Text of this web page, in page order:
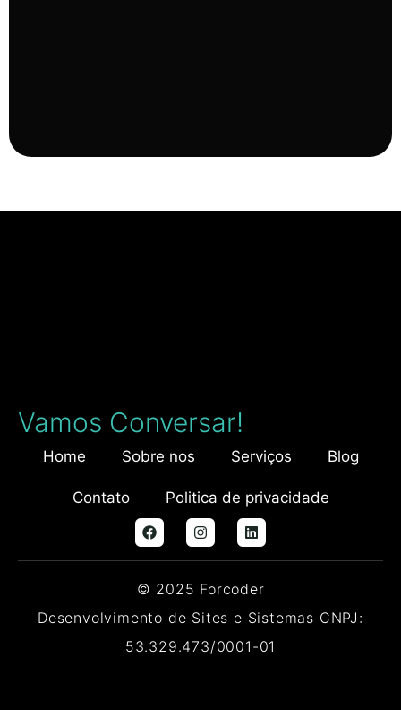
Vamos Conversar!
Home Sobre nos Serviços Blog
Contato Politica de privacidade
© 2025 Forcoder
Desenvolvimento de Sites e Sistemas CNPJ:
53.329.473/0001-01